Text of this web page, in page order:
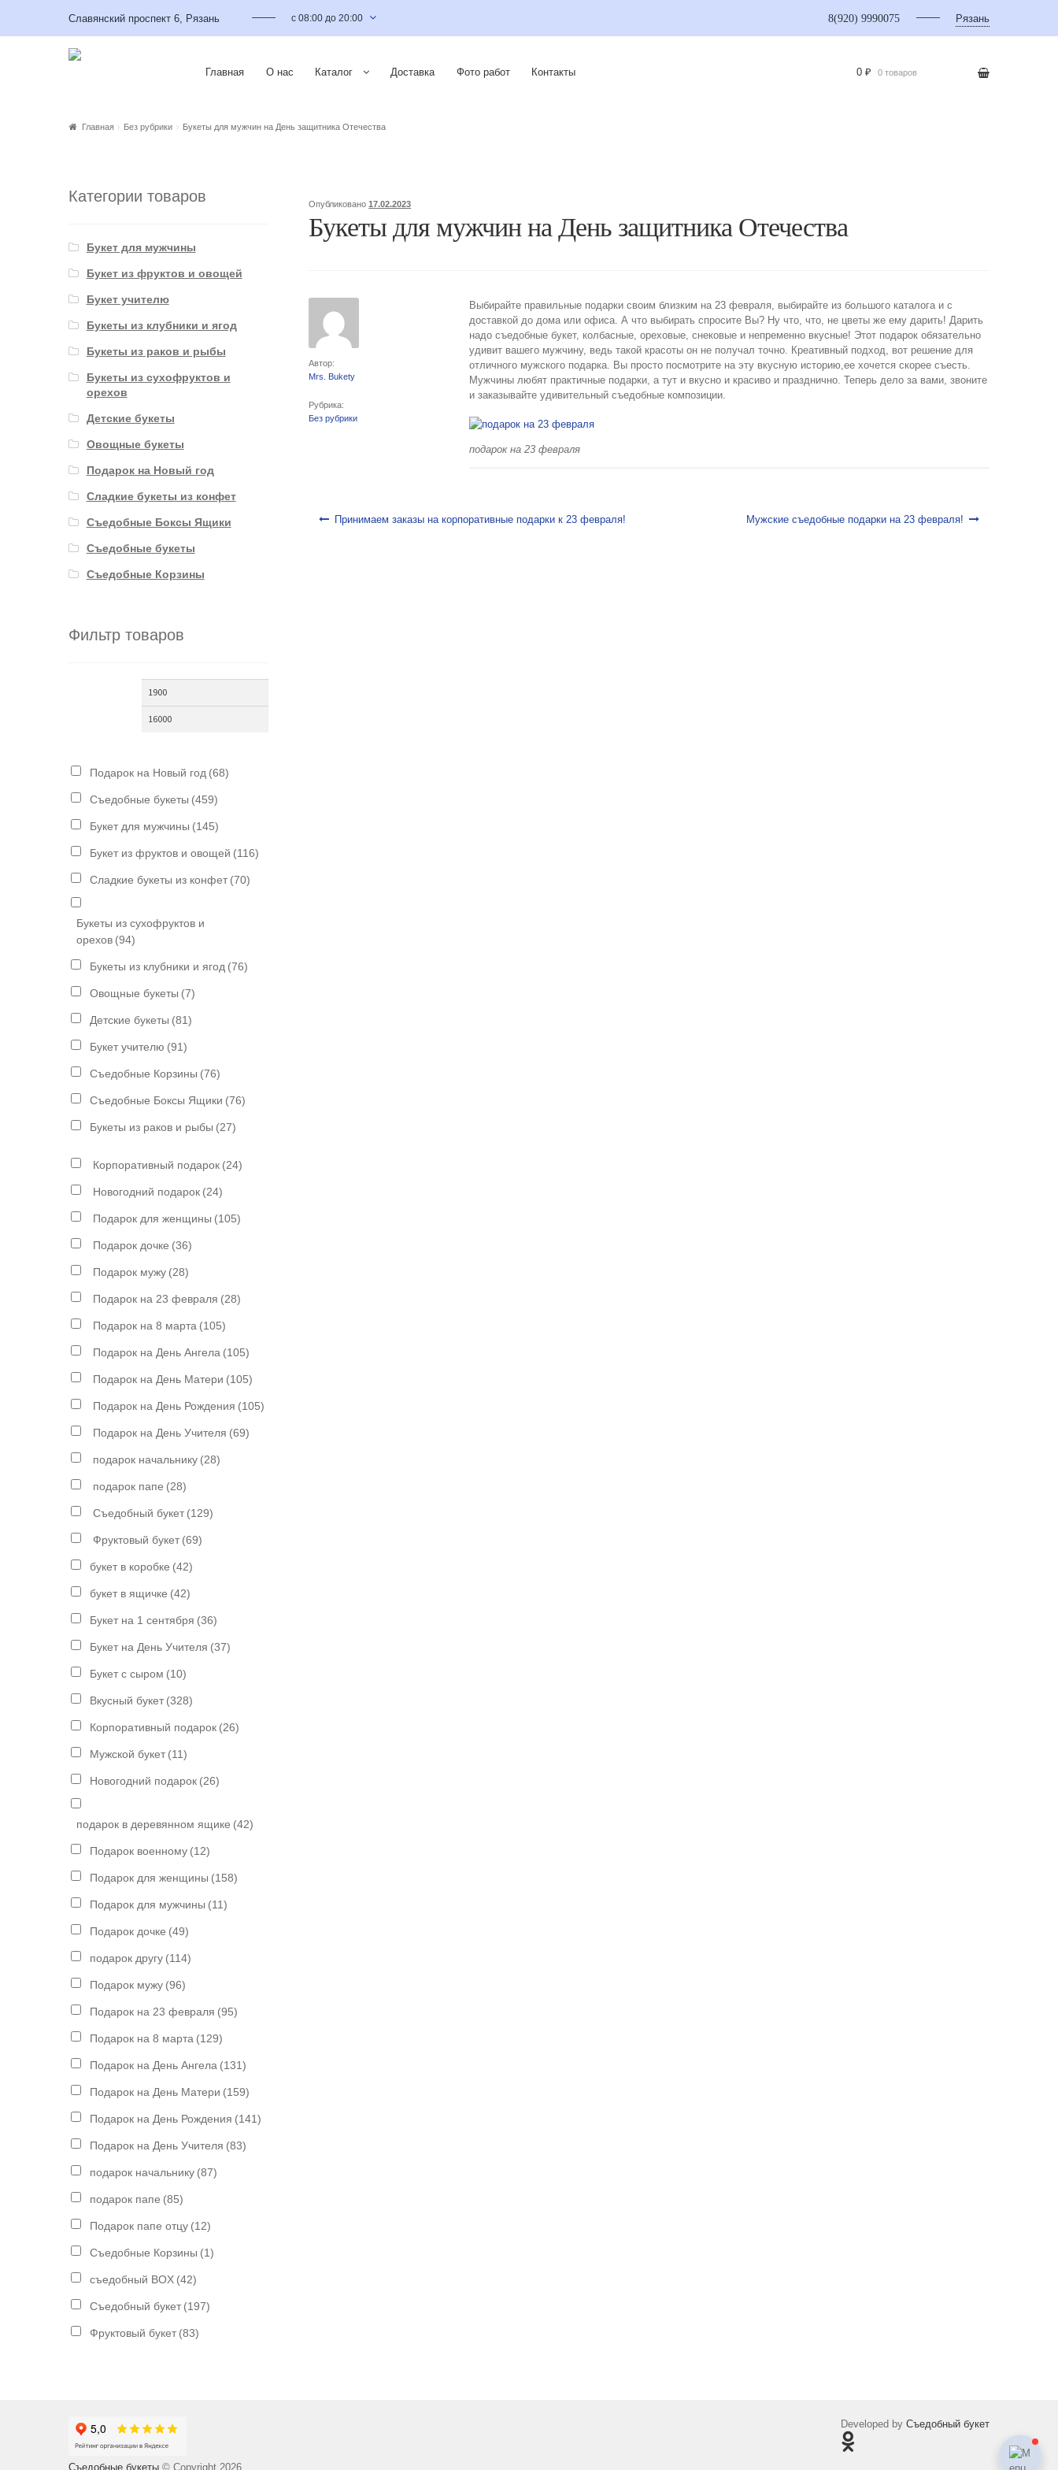
Славянский проспект 6, Рязань с 08:00 до 20:00 8(920) 9990075 Рязань
Главная О нас Каталог Доставка Фото работ Контакты 0 ₽ 0 товаров
Главная Без рубрики Букеты для мужчин на День защитника Отечества
Опубликовано17.02.2023
Букеты для мужчин на День защитника Отечества
Автор:
Mrs. Bukety
Рубрика:
Без рубрики
Выбирайте правильные подарки своим близким на 23 февраля, выбирайте из большого каталога и с
доставкой до дома или офиса. А что выбирать спросите Вы? Ну что, что, не цветы же ему дарить! Дарить
надо съедобные букет, колбасные, ореховые, снековые и непременно вкусные! Этот подарок обязательно
удивит вашего мужчину, ведь такой красоты он не получал точно. Креативный подход, вот решение для
отличного мужского подарка. Вы просто посмотрите на эту вкусную историю,ее хочется скорее съесть.
Мужчины любят практичные подарки, а тут и вкусно и красиво и празднично. Теперь дело за вами, звоните
и заказывайте удивительный съедобные композиции.
подарок на 23 февраля
Навигация по записям
Принимаем заказы на корпоративные подарки к 23 февраля! Мужские съедобные подарки на 23 февраля!
Категории товаров
Букет для мужчины
Букет из фруктов и овощей
Букет учителю
Букеты из клубники и ягод
Букеты из раков и рыбы
Букеты из сухофруктов и
орехов
Детские букеты
Овощные букеты
Подарок на Новый год
Сладкие букеты из конфет
Съедобные Боксы Ящики
Съедобные букеты
Съедобные Корзины
Фильтр товаров
Подарок на Новый год (68)
Съедобные букеты (459)
Букет для мужчины (145)
Букет из фруктов и овощей (116)
Сладкие букеты из конфет (70)
Букеты из сухофруктов и
орехов (94)
Букеты из клубники и ягод (76)
Овощные букеты (7)
Детские букеты (81)
Букет учителю (91)
Съедобные Корзины (76)
Съедобные Боксы Ящики (76)
Букеты из раков и рыбы (27)
Корпоративный подарок (24)
Новогодний подарок (24)
Подарок для женщины (105)
Подарок дочке (36)
Подарок мужу (28)
Подарок на 23 февраля (28)
Подарок на 8 марта (105)
Подарок на День Ангела (105)
Подарок на День Матери (105)
Подарок на День Рождения (105)
Подарок на День Учителя (69)
подарок начальнику (28)
подарок папе (28)
Съедобный букет (129)
Фруктовый букет (69)
букет в коробке (42)
букет в ящичке (42)
Букет на 1 сентября (36)
Букет на День Учителя (37)
Букет с сыром (10)
Вкусный букет (328)
Корпоративный подарок (26)
Мужской букет (11)
Новогодний подарок (26)
подарок в деревянном ящике (42)
Подарок военному (12)
Подарок для женщины (158)
Подарок для мужчины (11)
Подарок дочке (49)
подарок другу (114)
Подарок мужу (96)
Подарок на 23 февраля (95)
Подарок на 8 марта (129)
Подарок на День Ангела (131)
Подарок на День Матери (159)
Подарок на День Рождения (141)
Подарок на День Учителя (83)
подарок начальнику (87)
подарок папе (85)
Подарок папе отцу (12)
Съедобные Корзины (1)
съедобный BOX (42)
Съедобный букет (197)
Фруктовый букет (83)
Съедобные букеты © Copyright 2026
Developed by Съедобный букет